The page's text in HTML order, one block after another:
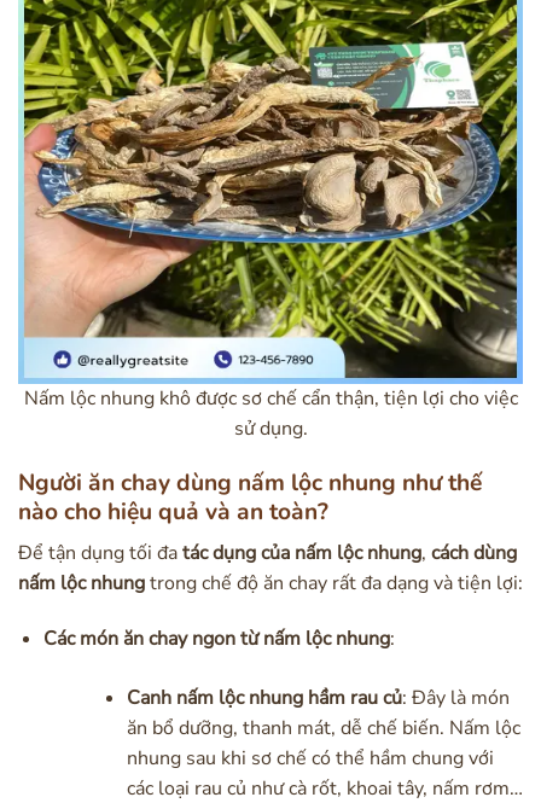
Nấm lộc nhung khô được sơ chế cẩn thận, tiện lợi cho việc
sử dụng.
Người ăn chay dùng nấm lộc nhung như thế
nào cho hiệu quả và an toàn?
Để tận dụng tối đatác dụng của nấm lộc nhung, cách dùng
nấm lộc nhungtrong chế độ ăn chay rất đa dạng và tiện lợi:
Các món ăn chay ngon từ nấm lộc nhung:
Canh nấm lộc nhung hầm rau củ: Đây là món
ăn bổ dưỡng, thanh mát, dễ chế biến. Nấm lộc
nhung sau khi sơ chế có thể hầm chung với
các loại rau củ như cà rốt, khoai tây, nấm rơm…